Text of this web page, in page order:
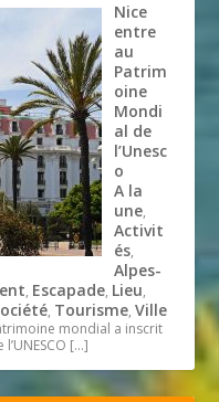
Nice
entre
au
Patrim
oine
Mondi
al de
l’Unesc
o
A la
une,
Activit
és,
Alpes-
, Escapade, Lieu,
, Tourisme,Ville
mondial a inscrit
[…]